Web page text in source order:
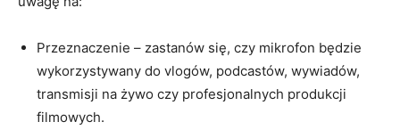
Przeznaczenie – zastanów się, czy mikrofon będzie
wykorzystywany do vlogów, podcastów, wywiadów,
transmisji na żywo czy profesjonalnych produkcji
filmowych.